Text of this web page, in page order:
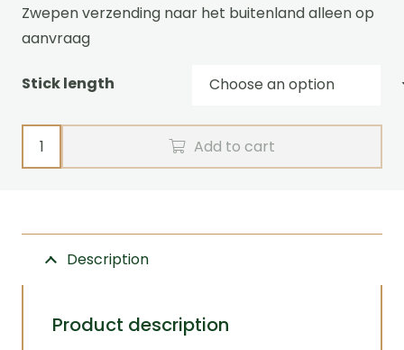
Zwepen verzending naar het buitenland alleen op
aanvraag
Stick length
Whip
Adjustable
Fleck
quantity
Add to cart
Description
Product description